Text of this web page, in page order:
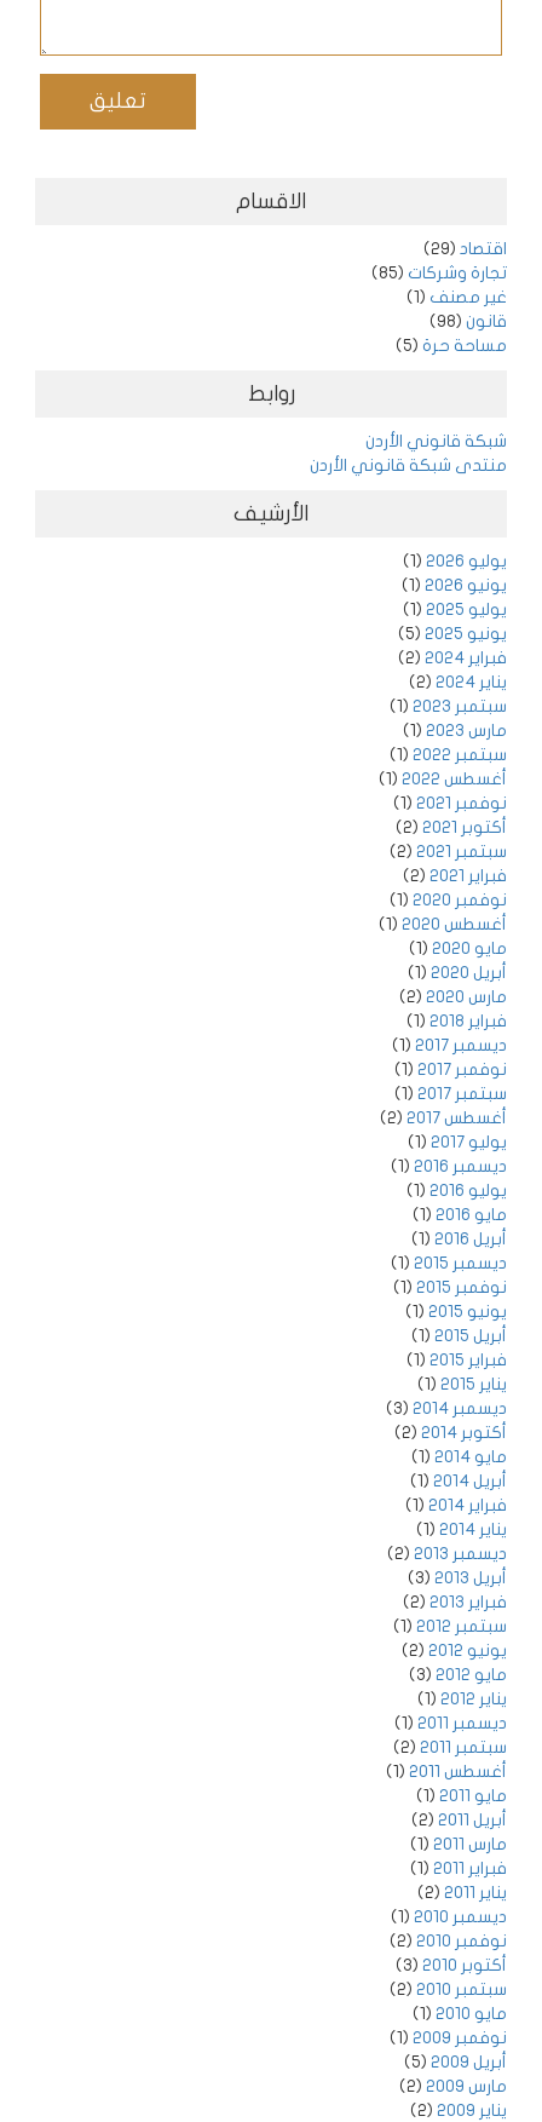
الاقسام
اقتصاد (29)
تجارة وشركات (85)
غير مصنف (1)
قانون (98)
مساحة حرة (5)
روابط
شبكة قانوني الأردن
منتدى شبكة قانوني الأردن
الأرشيف
يوليو 2026
(1)
يونيو 2026
(1)
يوليو 2025
(1)
يونيو 2025
(5)
فبراير 2024
(2)
يناير 2024
(2)
سبتمبر 2023
(1)
مارس 2023
(1)
سبتمبر 2022
(1)
أغسطس 2022
(1)
نوفمبر 2021
(1)
أكتوبر 2021
(2)
سبتمبر 2021
(2)
فبراير 2021
(2)
نوفمبر 2020
(1)
أغسطس 2020
(1)
مايو 2020
(1)
أبريل 2020
(1)
مارس 2020
(2)
فبراير 2018
(1)
ديسمبر 2017
(1)
نوفمبر 2017
(1)
سبتمبر 2017
(1)
أغسطس 2017
(2)
يوليو 2017
(1)
ديسمبر 2016
(1)
يوليو 2016
(1)
مايو 2016
(1)
أبريل 2016
(1)
ديسمبر 2015
(1)
نوفمبر 2015
(1)
يونيو 2015
(1)
أبريل 2015
(1)
فبراير 2015
(1)
يناير 2015
(1)
ديسمبر 2014
(3)
أكتوبر 2014
(2)
مايو 2014
(1)
أبريل 2014
(1)
فبراير 2014
(1)
يناير 2014
(1)
ديسمبر 2013
(2)
أبريل 2013
(3)
فبراير 2013
(2)
سبتمبر 2012
(1)
يونيو 2012
(2)
مايو 2012
(3)
يناير 2012
(1)
ديسمبر 2011
(1)
سبتمبر 2011
(2)
أغسطس 2011
(1)
مايو 2011
(1)
أبريل 2011
(2)
مارس 2011
(1)
فبراير 2011
(1)
يناير 2011
(2)
ديسمبر 2010
(1)
نوفمبر 2010
(2)
أكتوبر 2010
(3)
سبتمبر 2010
(2)
مايو 2010
(1)
نوفمبر 2009
(1)
أبريل 2009
(5)
مارس 2009
(2)
يناير 2009
(2)